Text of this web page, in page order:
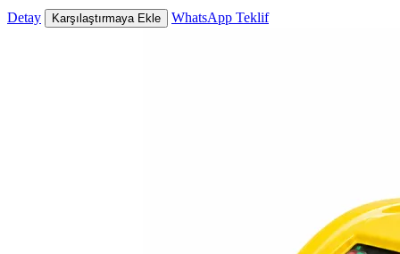
Detay Karşılaştırmaya Ekle WhatsApp Teklif